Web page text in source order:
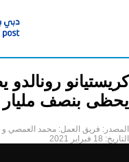
كريستيانو
يحظى بنصف مليار
المصدر: فريق العمل: محمد العمصي
التاريخ: 18 فبراير 2021